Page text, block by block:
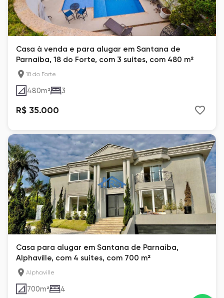
Casa à venda e para alugar em Santana de
Parnaíba, 18 do Forte, com 3 suítes, com 480 m²
18 do Forte
480m² 3
R$ 35.000
Casa para alugar em Santana de Parnaíba,
Alphaville, com 4 suítes, com 700 m²
Alphaville
700m² 4